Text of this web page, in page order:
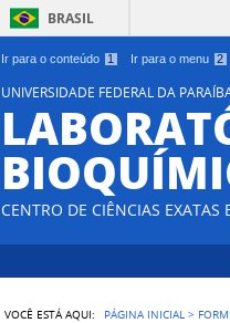
Ir para o conteúdo 1 Ir para o menu 2
BRASIL
UNIVERSIDADE FEDERAL DA
CENTRO DE CIÊNCIAS EXATAS
VOCÊ ESTÁ AQUI: PÁGINA INICIAL >